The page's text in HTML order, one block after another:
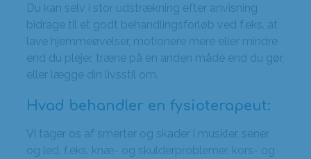
Du kan selv i stor udstrækning efter anvisning
bidrage til et godt behandlingsforløb ved f.eks. at
lave hjemmeøvelser, motionere mere eller mindre
end du plejer, træne på en anden måde end du gør,
eller lægge din livsstil om.
Hvad behandler en fysioterapeut:
Vi tager os af smerter og skader i muskler, sener
og led, f.eks. knæ- og skulderproblemer, kors- og